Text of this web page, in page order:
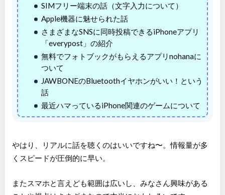
SIMフリー端末の話（文字入力について）
Apple機器に魅せられた話
さまざまなSNSに同時投稿できるiPhoneアプリ
「everypost」の紹介
無料でフォトブックがもらえるアプリnohanaに
ついて
JAWBONEのBluetoothイヤホンがいい！という
話
最近ハマっているiPhone関連のゲームについて
やはり、リアルに話を聴くのはいいですね〜。情報量が多
くスピードが圧倒的に早い。
またスマホと言えども範囲は広いし、みなさん興味がある